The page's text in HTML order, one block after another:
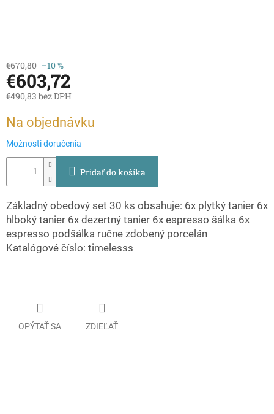
€670,80 –10 %
€603,72
€490,83 bez DPH
cena:
Na objednávku
Možnosti doručenia
Pridať do košíka
Základný obedový set 30 ks obsahuje: 6x plytký tanier 6x
hlboký tanier 6x dezertný tanier 6x espresso šálka 6x
espresso podšálka ručne zdobený porcelán
Katalógové číslo: timelesss
OPÝTAŤ SA ZDIEĽAŤ